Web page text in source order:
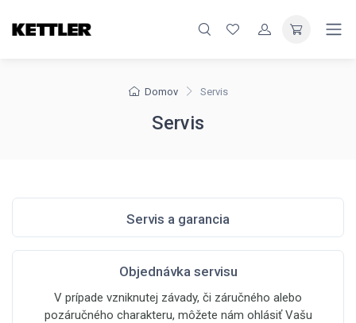
Domov Servis
Servis
Servis a garancia
Objednávka servisu
V prípade vzniknutej závady, či záručného alebo
pozáručného charakteru, môžete nám ohlásiť Vašu